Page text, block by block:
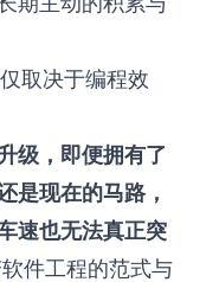
取决于编程效
级，即便拥有了
是现在的马路，
速也无法真正突
件工程的范式与